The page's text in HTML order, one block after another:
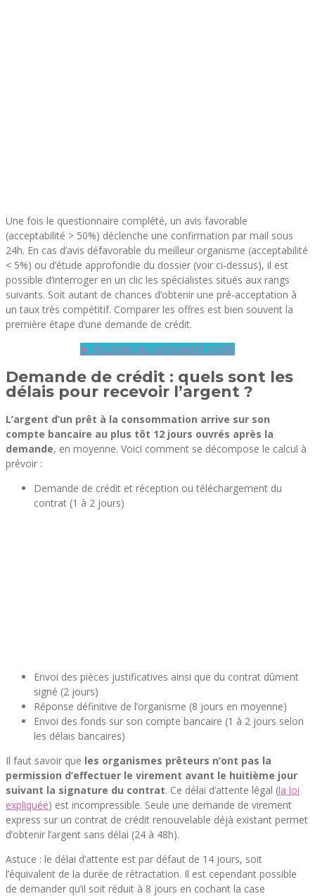
Une fois le questionnaire complété, un avis favorable
(acceptabilité > 50%) déclenche une confirmation par mail sous
24h. En cas d’avis défavorable du meilleur organisme (acceptabilité
< 5%) ou d’étude approfondie du dossier (voir ci-dessus), il est
possible d’interroger en un clic les spécialistes situés aux rangs
suivants. Soit autant de chances d’obtenir une pré-acceptation à
un taux très compétitif. Comparer les offres est bien souvent la
première étape d’une demande de crédit.
► Accéder au comparatif crédit
Demande de crédit : quels sont les
délais pour recevoir l’argent ?
L’argent d’un prêt à la consommation arrive sur son
compte bancaire au plus tôt 12 jours ouvrés après la
demande, en moyenne. Voici comment se décompose le calcul à
prévoir :
Demande de crédit et réception ou téléchargement du
contrat (1 à 2 jours)
Envoi des pièces justificatives ainsi que du contrat dûment
signé (2 jours)
Réponse définitive de l’organisme (8 jours en moyenne)
Envoi des fonds sur son compte bancaire (1 à 2 jours selon
les délais bancaires)
Il faut savoir que les organismes prêteurs n’ont pas la
permission d’effectuer le virement avant le huitième jour
suivant la signature du contrat. Ce délai d’attente légal (la loi
expliquée) est incompressible. Seule une demande de virement
express sur un contrat de crédit renouvelable déjà existant permet
d’obtenir l’argent sans délai (24 à 48h).
Astuce : le délai d’attente est par défaut de 14 jours, soit
l’équivalent de la durée de rétractation. Il est cependant possible
de demander qu’il soit réduit à 8 jours en cochant la case